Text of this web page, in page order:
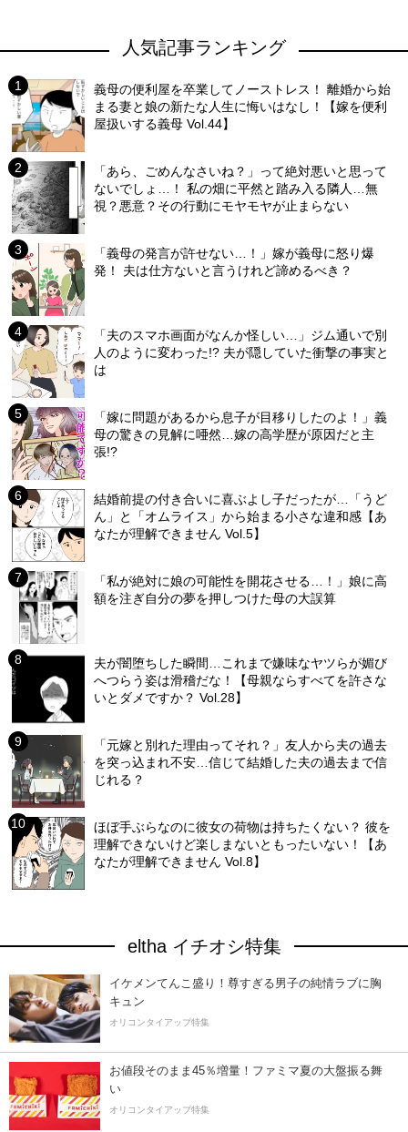
人気記事ランキング
義母の便利屋を卒業してノーストレス！ 離婚から始
まる妻と娘の新たな人生に悔いはなし！【嫁を便利
屋扱いする義母 Vol.44】
「あら、ごめんなさいね？」って絶対悪いと思って
ないでしょ…！ 私の畑に平然と踏み入る隣人…無
視？悪意？その行動にモヤモヤが止まらない
「義母の発言が許せない…！」嫁が義母に怒り爆
発！ 夫は仕方ないと言うけれど諦めるべき？
「夫のスマホ画面がなんか怪しい…」ジム通いで別
人のように変わった!? 夫が隠していた衝撃の事実と
は
「嫁に問題があるから息子が目移りしたのよ！」義
母の驚きの見解に唖然…嫁の高学歴が原因だと主
張!?
結婚前提の付き合いに喜ぶよし子だったが…「うど
ん」と「オムライス」から始まる小さな違和感【あ
なたが理解できません Vol.5】
「私が絶対に娘の可能性を開花させる…！」娘に高
額を注ぎ自分の夢を押しつけた母の大誤算
夫が闇堕ちした瞬間…これまで嫌味なヤツらが媚び
へつらう姿は滑稽だな！【母親ならすべてを許さな
いとダメですか？ Vol.28】
「元嫁と別れた理由ってそれ？」友人から夫の過去
を突っ込まれ不安…信じて結婚した夫の過去まで信
じれる？
ほぼ手ぶらなのに彼女の荷物は持ちたくない？ 彼を
理解できないけど楽しまないともったいない！【あ
なたが理解できません Vol.8】
eltha イチオシ特集
イケメンてんこ盛り！尊すぎる男子の純情ラブに胸
キュン
オリコンタイアップ特集
お値段そのまま45％増量！ファミマ夏の大盤振る舞
い
オリコンタイアップ特集